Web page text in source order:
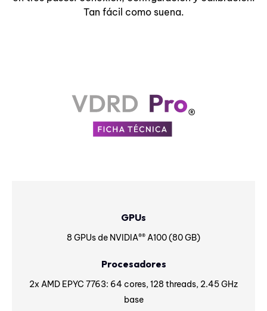
Tan fácil como suena.
GPUs
8 GPUs de NVIDIA®® A100 (80 GB)
Procesadores
2x AMD EPYC 7763: 64 cores, 128 threads, 2.45 GHz
base